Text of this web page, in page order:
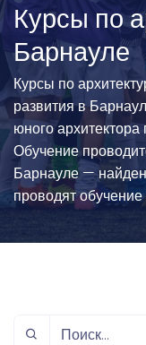
Курсы по
Барнауле
Курсы по
развития в
юного
Обучение
Барнауле —
проводят